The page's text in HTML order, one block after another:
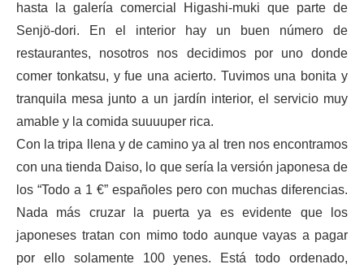
hasta la galería comercial Higashi-muki que parte de
Senjö-dori. En el interior hay un buen número de
restaurantes, nosotros nos decidimos por uno donde
comer tonkatsu, y fue una acierto. Tuvimos una bonita y
tranquila mesa junto a un jardín interior, el servicio muy
amable y la comida suuuuper rica.
Con la tripa llena y de camino ya al tren nos encontramos
con una tienda Daiso, lo que sería la versión japonesa de
los “Todo a 1 €” españoles pero con muchas diferencias.
Nada más cruzar la puerta ya es evidente que los
japoneses tratan con mimo todo aunque vayas a pagar
por ello solamente 100 yenes. Está todo ordenado,